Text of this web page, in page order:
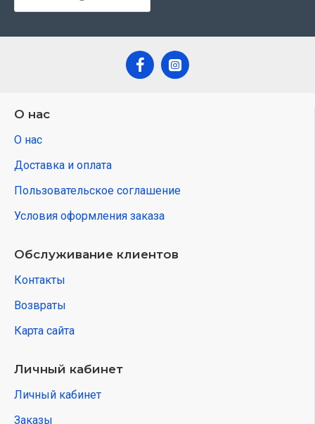
О нас
О нас
Доставка и оплата
Пользовательское соглашение
Условия оформления заказа
Обслуживание клиентов
Контакты
Возвраты
Карта сайта
Личный кабинет
Личный кабинет
Заказы